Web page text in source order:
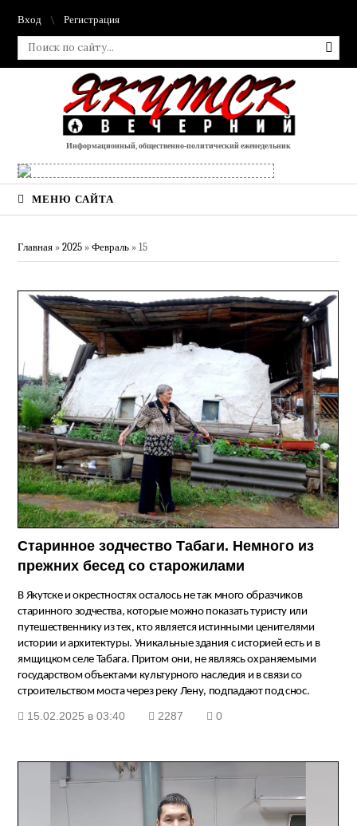
Вход Регистрация
Информационный, общественно-политический еженедельник
МЕНЮ САЙТА
Главная »2025 » Февраль » 15
Старинное зодчество Табаги. Немного из
прежних бесед со старожилами
В Якутске и окрестностях осталось не так много образчиков
старинного зодчества, которые можно показать туристу или
путешественнику из тех, кто является истинными ценителями
истории и архитектуры. Уникальные здания с историей есть и в
ямщицком селе Табага. Притом они, не являясь охраняемыми
государством объектами культурного наследия и в связи со
строительством моста через реку Лену, подпадают под снос.
15.02.2025 в 03:40 2287 0